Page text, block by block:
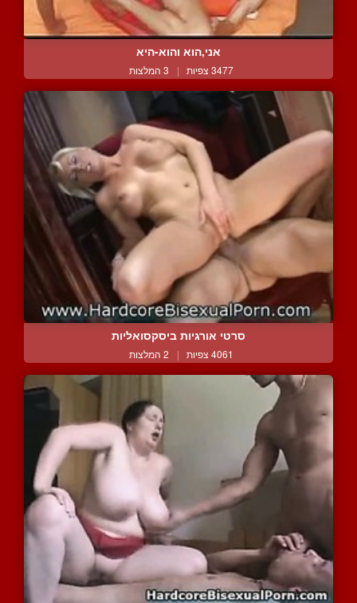
אני,הוא והוא-היא
3477 צפיות | 3 המלצות
סרטי אורגיות ביסקסואליות
4061 צפיות | 2 המלצות